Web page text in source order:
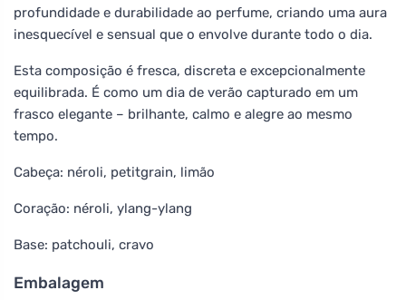
profundidade e durabilidade ao perfume, criando uma aura
inesquecível e sensual que o envolve durante todo o dia.
Esta composição é fresca, discreta e excepcionalmente
equilibrada. É como um dia de verão capturado em um
frasco elegante – brilhante, calmo e alegre ao mesmo
tempo.
Cabeça: néroli, petitgrain, limão
Coração: néroli, ylang-ylang
Base: patchouli, cravo
Embalagem